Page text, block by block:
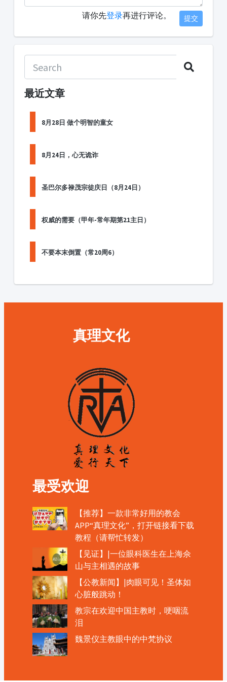
请你先登录再进行评论。 提交
最近文章
8月28日 做个明智的童女
8月24日，心无诡诈
圣巴尔多禄茂宗徒庆日（8月24日）
权威的需要（甲年-常年期第21主日）
不要本末倒置（常20周6）
真理文化
最受欢迎
【推荐】一款非常好用的教会
APP“真理文化”，打开链接看下载
教程（请帮忙转发）
【见证】|一位眼科医生在上海佘
山与主相遇的故事
【公教新闻】|肉眼可见！圣体如
心脏般跳动！
教宗在欢迎中国主教时，哽咽流
泪
魏景仪主教眼中的中梵协议